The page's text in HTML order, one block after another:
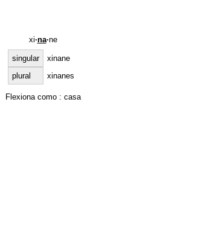
xi·na·ne
singular
xinane
plural
xinanes
Flexiona como : casa